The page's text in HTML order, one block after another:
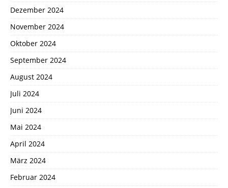
Dezember 2024
November 2024
Oktober 2024
September 2024
August 2024
Juli 2024
Juni 2024
Mai 2024
April 2024
März 2024
Februar 2024